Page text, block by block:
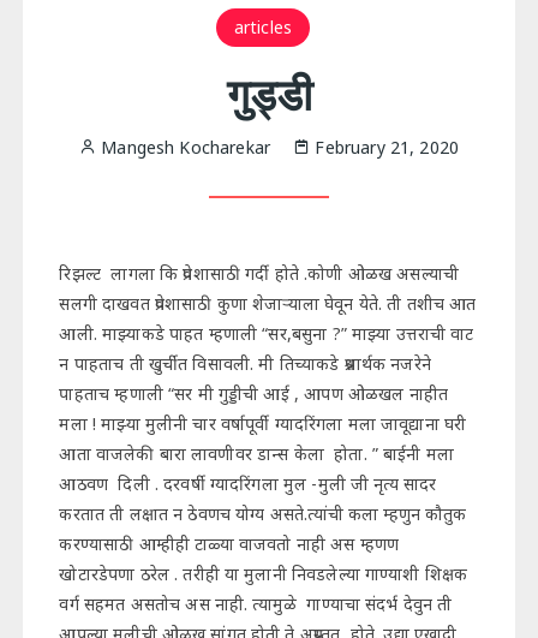
articles
गुड्डी
Mangesh Kocharekar February 21, 2020
रिझल्ट लागला कि प्रवेशासाठी गर्दी होते .कोणी ओळख असल्याची
सलगी दाखवत प्रवेशासाठी कुणा शेजाऱ्याला घेवून येते. ती तशीच आत
आली. माझ्याकडे पाहत म्हणाली “सर,बसुना ?” माझ्या उत्तराची वाट
न पाहताच ती खुर्चीत विसावली. मी तिच्याकडे प्रश्नार्थक नजरेने
पाहताच म्हणाली “सर मी गुड्डीची आई , आपण ओळखल नाहीत
मला ! माझ्या मुलीनी चार वर्षापूर्वी ग्यादरिंगला मला जावूद्याना घरी
आता वाजलेकी बारा लावणीवर डान्स केला होता. ” बाईनी मला
आठवण दिली . दरवर्षी ग्यादरिंगला मुल -मुली जी नृत्य सादर
करतात ती लक्षात न ठेवणच योग्य असते.त्यांची कला म्हणुन कौतुक
करण्यासाठी आम्हीही टाळ्या वाजवतो नाही अस म्हणण
खोटारडेपणा ठरेल . तरीही या मुलानी निवडलेल्या गाण्याशी शिक्षक
वर्ग सहमत असतोच अस नाही. त्यामुळे गाण्याचा संदर्भ देवुन ती
आपल्या मुलीची ओळख सांगत होती ते अप्रस्तुत होते. उद्या एखादी